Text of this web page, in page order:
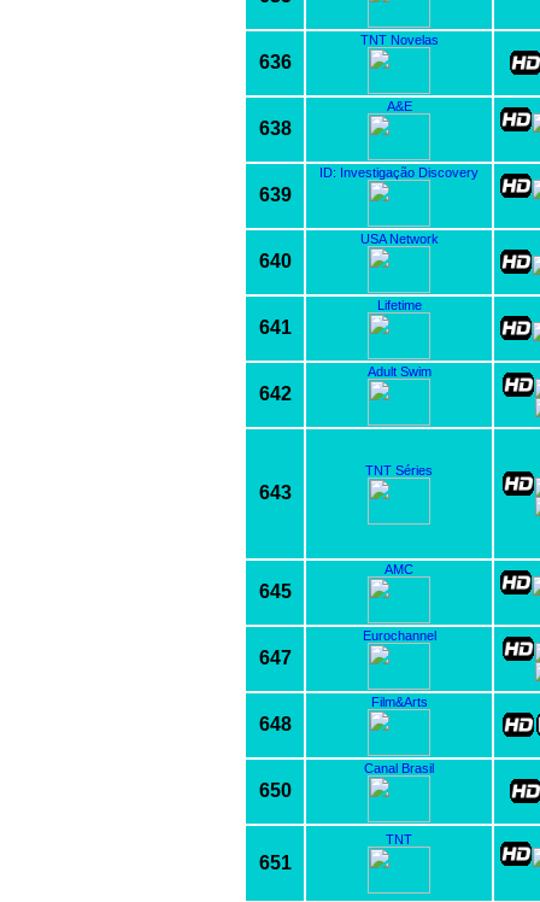
636
TNT Novelas
638
A&E
639
ID: Investigação Discovery
640
USA Network
641
Lifetime
642
Adult Swim
643
TNT Séries
645
AMC
647
Eurochannel
648
Film&Arts
650
Canal Brasil
651
TNT